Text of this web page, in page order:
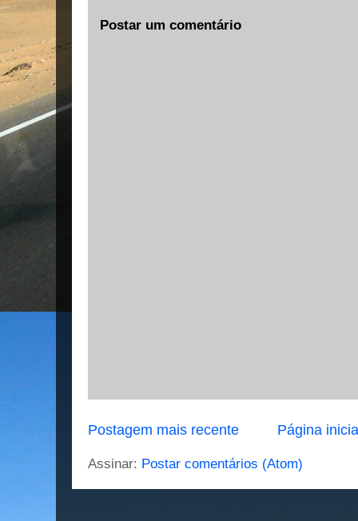
Postar um comentário
Postagem mais recente Página
Assinar: Postar comentários (Atom)